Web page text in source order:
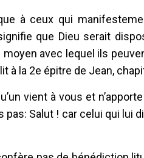
à ceux qui
que Dieu serait
avec lequel ils
à la 2e épitre de Jean,
vient à vous et
pas: Salut ! car celui qui lui